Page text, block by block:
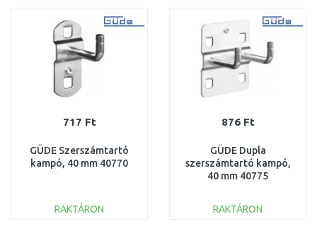
Összehasonlítás Összehasonlítás
717 Ft
GÜDE Szerszámtartó
kampó, 40 mm 40770
RAKTÁRON
876 Ft
GÜDE Dupla
szerszámtartó kampó,
40 mm 40775
RAKTÁRON